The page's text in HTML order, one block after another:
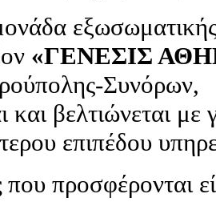
«ΓΕΝΕΣΙΣ
Συνόρων,
και βελτιώνεται
επιπέδου
που προσφέρονται